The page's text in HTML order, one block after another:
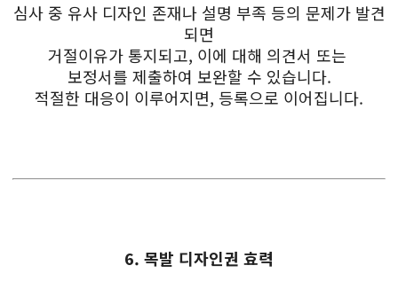
심사 중 유사 디자인 존재나 설명 부족 등의 문제가 발견
되면
거절이유가 통지되고, 이에 대해 의견서 또는
보정서를 제출하여 보완할 수 있습니다.
적절한 대응이 이루어지면, 등록으로 이어집니다.
6. 목발 디자인권 효력